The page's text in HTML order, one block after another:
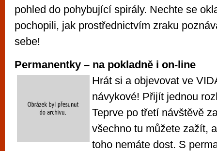
pohled do pohybující spirály. Nechte se
pochopili, jak prostřednictvím zraku
sebe!
Permanentky – na pokladně i on-line
Hrát si a objevovat ve
návykové! Přijít jednou
Teprve po třetí návštěvě
všechno tu můžete zažít,
toho nemáte dost. S